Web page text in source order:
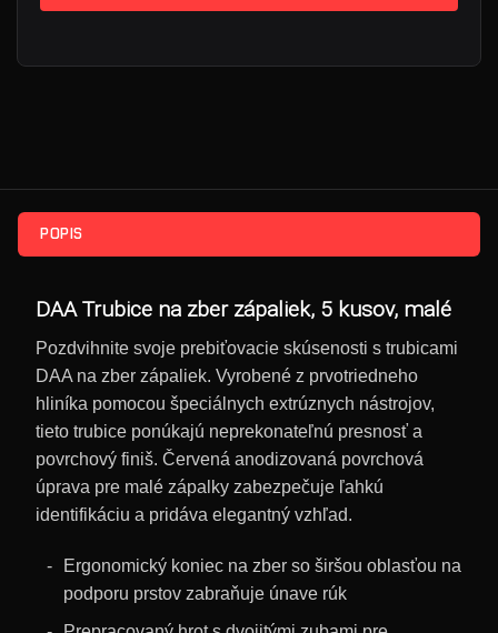
POPIS
DAA Trubice na zber zápaliek, 5 kusov, malé
Pozdvihnite svoje prebiťovacie skúsenosti s trubicami
DAA na zber zápaliek. Vyrobené z prvotriedneho
hliníka pomocou špeciálnych extrúznych nástrojov,
tieto trubice ponúkajú neprekonateľnú presnosť a
povrchový finiš. Červená anodizovaná povrchová
úprava pre malé zápalky zabezpečuje ľahkú
identifikáciu a pridáva elegantný vzhľad.
Ergonomický koniec na zber so širšou oblasťou na
podporu prstov zabraňuje únave rúk